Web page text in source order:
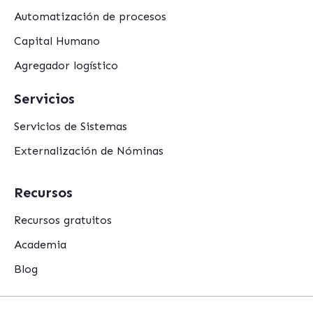
Automatización de procesos
Capital Humano
Agregador logístico
Servicios
Servicios de Sistemas
Externalización de Nóminas
Recursos
Recursos gratuitos
Academia
Blog